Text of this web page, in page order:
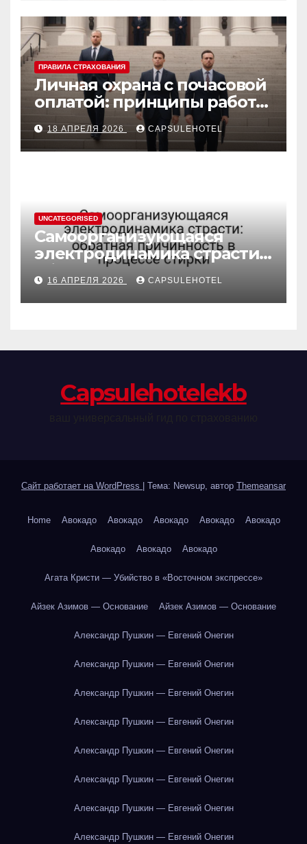
ПРАВИЛА СТРАХОВАНИЯ
Личная охрана с почасовой
оплатой: принципы работы
и правовые аспекты
18 АПРЕЛЯ 2026 CAPSULEHOTEL
UNCATEGORISED
Самоорганизующаяся
электродинамика страсти:
обратная причинность в
процессе стирки
16 АПРЕЛЯ 2026 CAPSULEHOTEL
Сapsulehotelekb
Сайт работает на WordPress Тема: Newsup, автор Themeansar
Home Авокадо Авокадо Авокадо Авокадо Авокадо
Авокадо Авокадо Авокадо
Агата Кристи — Убийство в «Восточном экспрессе»
Айзек Азимов — Основание Айзек Азимов — Основание
Александр Пушкин — Евгений Онегин
Александр Пушкин — Евгений Онегин
Александр Пушкин — Евгений Онегин
Александр Пушкин — Евгений Онегин
Александр Пушкин — Евгений Онегин
Александр Пушкин — Евгений Онегин
Александр Пушкин — Евгений Онегин
Александр Пушкин — Евгений Онегин